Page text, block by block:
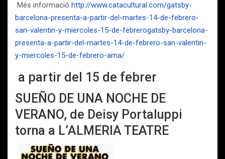
Més informació http://www.catacultural.com/gatsby-
barcelona-presenta-a-partir-del-martes-14-de-febrero-
san-valentin-y-miercoles-15-de-febrerogatsby-barcelona-
presenta-a-partir-del-martes-14-de-febrero-san-valentin-
y-miercoles-15-de-febrero-ama/
a partir del 15 de febrer
SUEÑO DE UNA NOCHE DE
VERANO, de Deisy Portaluppi
torna a L’ALMERIA TEATRE